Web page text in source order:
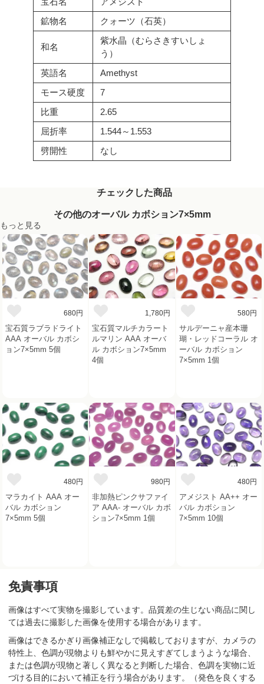
鉱物名
クォーツ（石英）
和名
紫水晶（むらさきすいしょ
う）
英語名
Amethyst
モース硬度
7
比重
2.65
屈折率
1.544～1.553
劈開性
なし
チェックした商品
その他のオーバル カボション7×5mm
もっと見る
680円
宝石質ラブラドライト
AAA オーバル カボシ
ョン7×5mm 5個
1,780円
宝石質マルチカラート
ルマリン AAA オーバ
ル カボション7×5mm
4個
580円
サルデーニャ産本珊
瑚・レッドコーラル オ
ーバル カボション
7×5mm 1個
480円
マラカイト AAA オー
バル カボション
7×5mm 5個
980円
非加熱ピンクサファイ
ア AAA- オーバル カボ
ション7×5mm 1個
480円
アメジスト AA++ オー
バル カボション
7×5mm 10個
免責事項
画像はすべて実物を撮影しています。品質差の生じない商品に関し
ては過去に撮影した画像を使用する場合があります。
画像はできるかぎり画像補正なしで掲載しておりますが、カメラの
特性上、色調が現物よりも鮮やかに見えすぎてしまうような場合、
または色調が現物と著しく異なると判断した場合、色調を実物に近
づける目的において補正を行う場合があります。（発色を良くする